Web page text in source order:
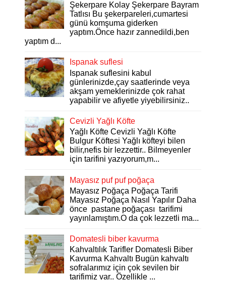
Şekerpare Kolay Şekerpare Bayram
Tatlısı Bu şekerpareleri,cumartesi
günü komşuma giderken
yaptım.Önce hazır zannedildi,ben
yaptım d...
Ispanak suflesi
Ispanak suflesini kabul
günlerinizde,çay saatlerinde veya
akşam yemeklerinizde çok rahat
yapabilir ve afiyetle yiyebilirsiniz..
Cevizli Yağlı Köfte
Yağlı Köfte Cevizli Yağlı Köfte
Bulgur Köftesi Yağlı köfteyi bilen
bilir,nefis bir lezzettir.. Bilmeyenler
için tarifini yazıyorum,m...
Mayasız puf puf poğaça
Mayasız Poğaça Poğaça Tarifi
Mayasız Poğaça Nasıl Yapılır Daha
önce pastane poğaçası tarifimi
yayınlamıştım.O da çok lezzetli ma...
Domatesli biber kavurma
Kahvaltılık Tarifler Domatesli Biber
Kavurma Kahvaltı Bugün kahvaltı
sofralarımız için çok sevilen bir
tarifimiz var.. Özellikle ...